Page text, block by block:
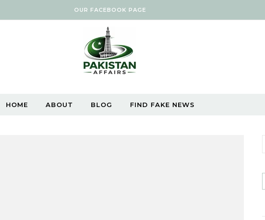
OUR FACEBOOK PAGE
HOME ABOUT BLOG FIND FAKE NEWS